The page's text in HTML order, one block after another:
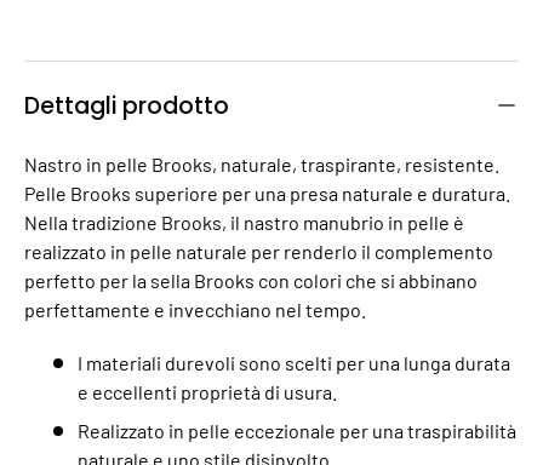
Dettagli prodotto
Nastro in pelle Brooks, naturale, traspirante, resistente.
Pelle Brooks superiore per una presa naturale e duratura.
Nella tradizione Brooks, il nastro manubrio in pelle è
realizzato in pelle naturale per renderlo il complemento
perfetto per la sella Brooks con colori che si abbinano
perfettamente e invecchiano nel tempo.
I materiali durevoli sono scelti per una lunga durata
e eccellenti proprietà di usura.
Realizzato in pelle eccezionale per una traspirabilità
naturale e uno stile disinvolto.